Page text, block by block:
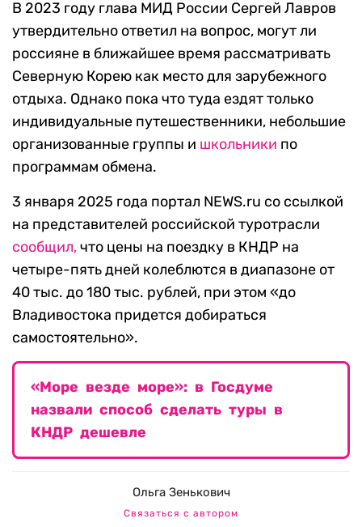
В 2023 году глава МИД России Сергей Лавров
утвердительно ответил на вопрос, могут ли
россияне в ближайшее время рассматривать
Северную Корею как место для зарубежного
отдыха. Однако пока что туда ездят только
индивидуальные путешественники, небольшие
организованные группы и школьники по
программам обмена.
3 января 2025 года портал NEWS.ru со ссылкой
на представителей российской туротрасли
сообщил,что цены на поездку в КНДР на
четыре-пять дней колеблются в диапазоне от
40 тыс. до 180 тыс. рублей, при этом «до
Владивостока придется добираться
самостоятельно».
«Море везде море»: в Госдуме
назвали способ сделать туры в
КНДР дешевле
Ольга Зенькович
Связаться с автором